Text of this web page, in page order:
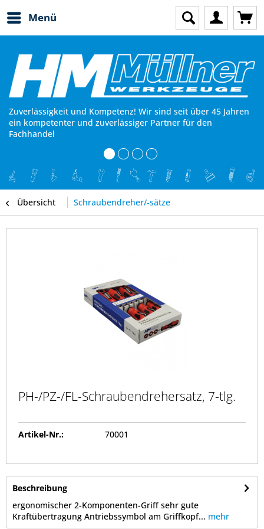
Menü
Zuverlässigkeit und Kompetenz! Wir sind seit über 45 Jahren
ein kompetenter und zuverlässiger Partner für den
Fachhandel
Übersicht Schraubendreher/-sätze
PH-/PZ-/FL-Schraubendrehersatz, 7-tlg.
Artikel-Nr.: 70001
Beschreibung
ergonomischer 2-Komponenten-Griff sehr gute
Kraftübertragung Antriebssymbol am Griffkopf... mehr